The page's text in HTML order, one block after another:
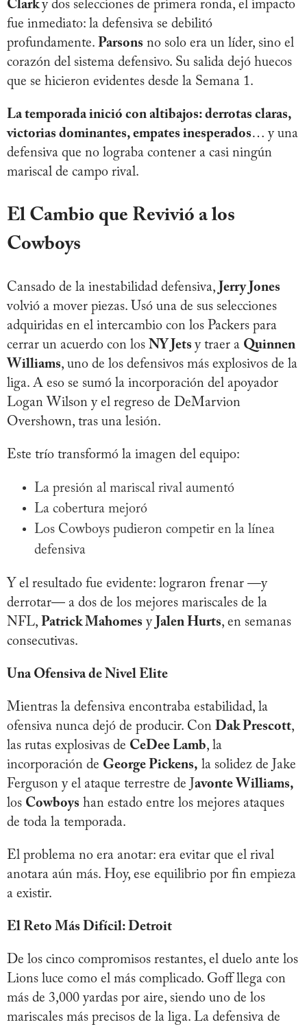
Clarky dos selecciones de primera ronda, el impacto
fue inmediato: la defensiva se debilitó
profundamente. Parsons no solo era un líder, sino el
corazón del sistema defensivo. Su salida dejó huecos
que se hicieron evidentes desde la Semana 1.
La temporada inició con altibajos: derrotas claras,
victorias dominantes, empates inesperados… y una
defensiva que no lograba contener a casi ningún
mariscal de campo rival.
El Cambio que Revivió a los
Cowboys
Cansado de la inestabilidad defensiva, Jerry Jones
volvió a mover piezas. Usó una de sus selecciones
adquiridas en el intercambio con los Packers para
cerrar un acuerdo con los NY Jets y traer a Quinnen
Williams, uno de los defensivos más explosivos de la
liga. A eso se sumó la incorporación del apoyador
Logan Wilson y el regreso de DeMarvion
Overshown, tras una lesión.
Este trío transformó la imagen del equipo:
La presión al mariscal rival aumentó
La cobertura mejoró
Los Cowboys pudieron competir en la línea
defensiva
Y el resultado fue evidente: lograron frenar —y
derrotar— a dos de los mejores mariscales de la
NFL, Patrick Mahomes y Jalen Hurts, en semanas
consecutivas.
Una Ofensiva de Nivel Elite
Mientras la defensiva encontraba estabilidad, la
ofensiva nunca dejó de producir. Con Dak Prescott,
las rutas explosivas de CeDee Lamb, la
incorporación de George Pickens, la solidez de Jake
Ferguson y el ataque terrestre de Javonte Williams,
los Cowboys han estado entre los mejores ataques
de toda la temporada.
El problema no era anotar: era evitar que el rival
anotara aún más. Hoy, ese equilibrio por fin empieza
a existir.
El Reto Más Difícil: Detroit
De los cinco compromisos restantes, el duelo ante los
Lions luce como el más complicado. Goff llega con
más de 3,000 yardas por aire, siendo uno de los
mariscales más precisos de la liga. La defensiva de